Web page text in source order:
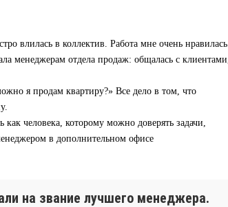
влилась в коллектив. Работа мне очень нравилась.
менеджерам отдела продаж: общалась с клиентами,
я продам квартиру?» Все дело в том, что
человека, которому можно доверять задачи,
в дополнительном офисе
на звание лучшего менеджера.